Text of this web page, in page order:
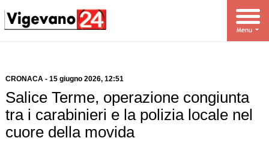
CRONACA- 15 giugno 2026, 12:51
Salice Terme, operazione congiunta
tra i carabinieri e la polizia locale nel
cuore della movida